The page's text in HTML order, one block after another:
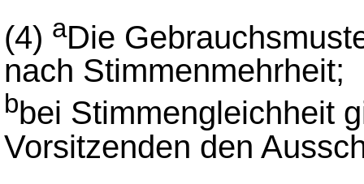
(4) aDie
nach Stimmenmehrheit;
bbei Stimmengleichheit
Vorsitzenden den